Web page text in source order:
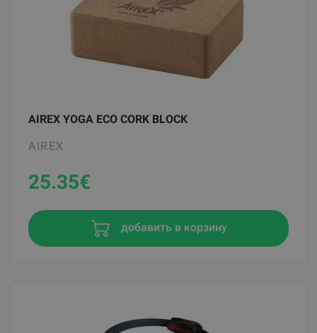
AIREX YOGA ECO CORK BLOCK
AIREX
25.35€
добавить в корзину